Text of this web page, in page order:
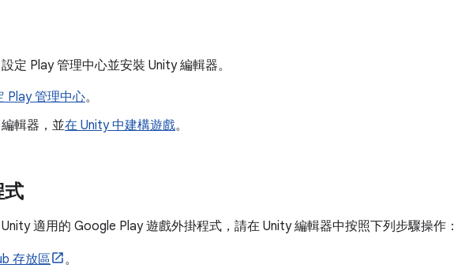
定 Play 管理中心並安裝 Unity 編輯器。
Play 管理中心。
輯器，並在 Unity 中建構遊戲。
式
適用的 Google Play 遊戲外掛程式，請在 Unity 編輯器中按照下列步驟操作：
存放區 。